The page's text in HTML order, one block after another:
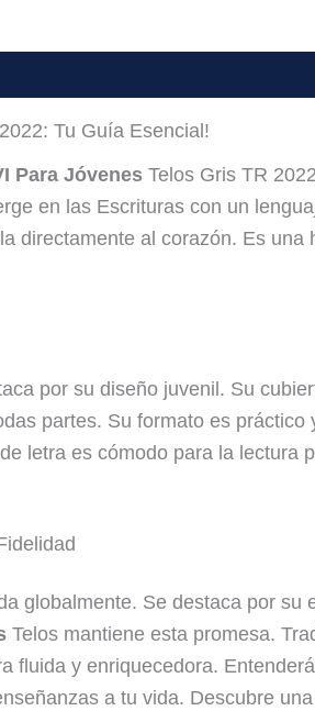
Tu Guía Esencial!
Para Jóvenes Telos Gris TR
en las Escrituras con un
directamente al corazón. Es
por su diseño juvenil. Su
partes. Su formato es
letra es cómodo para la
globalmente. Se destaca por
Telos mantiene esta promesa.
fluida y enriquecedora.
a tu vida. Descubre